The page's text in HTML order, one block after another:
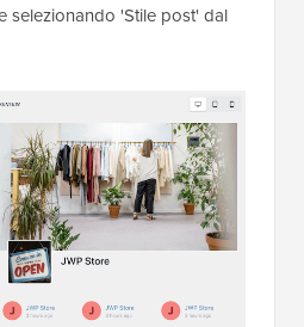
selezionando 'Stile post' dal